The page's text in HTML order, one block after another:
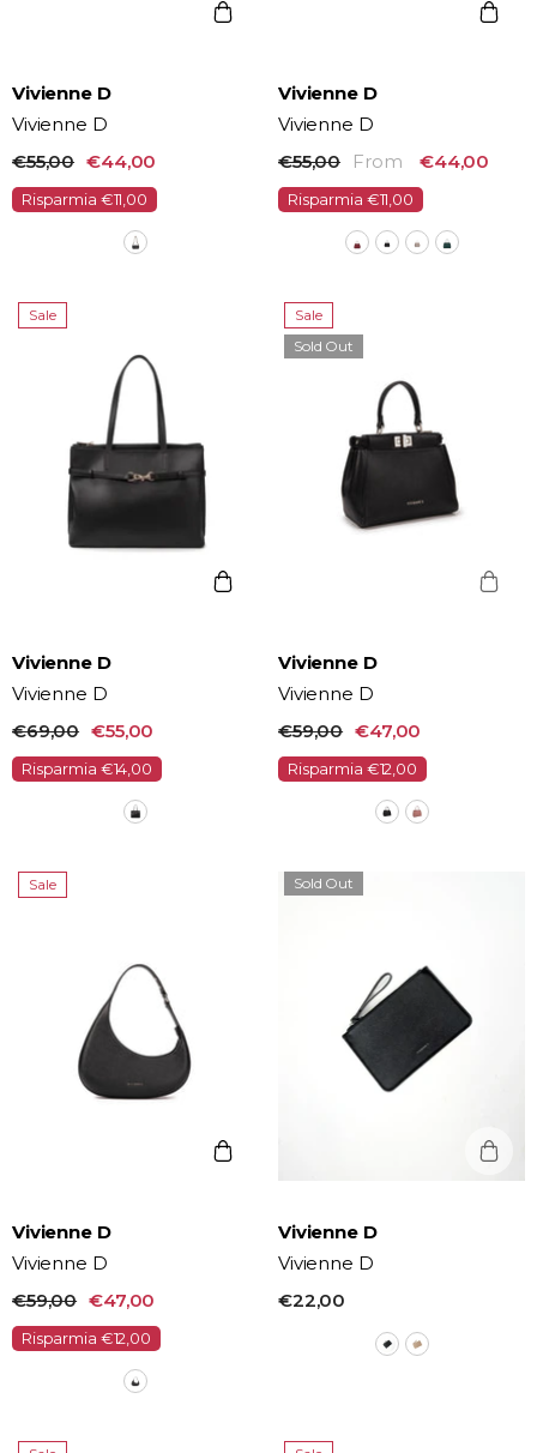
Vendor:
Vivienne D
Vivienne D
€55,00 €44,00
Risparmia €11,00
Vendor:
Vivienne D
Vivienne D
€55,00
From €44,00
Risparmia €11,00
Sale
Vendor:
Vivienne D
Vivienne D
€69,00 €55,00
Risparmia €14,00
Sale
Sold Out
Vendor:
Vivienne D
Vivienne D
€59,00 €47,00
Risparmia €12,00
Sale
Vendor:
Vivienne D
Vivienne D
€59,00 €47,00
Risparmia €12,00
Sold Out
Vendor:
Vivienne D
Vivienne D
€22,00